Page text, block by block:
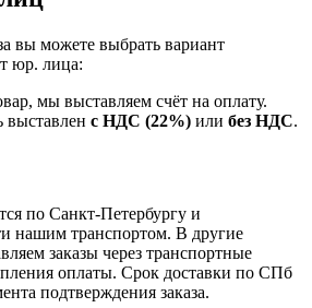
вы можете выбрать вариант
юр. лица:
мы выставляем счёт на оплату.
выставлен с НДС (22%) или без НДС.
по Санкт-Петербургу и
нашим транспортом. В другие
заказы через транспортные
оплаты. Срок доставки по СПб
подтверждения заказа.